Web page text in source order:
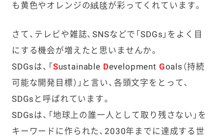
も黄色やオレンジの絨毯が彩ってくれています。
さて、テレビや雑誌、SNSなどで「SDGs」をよく目
にする機会が増えたと思いませんか。
SDGsは、「 Sustainable Development Goals（持続
可能な開発目標）」と言い、各頭文字をとって、
SDGsと呼ばれています。
SDGsは、「地球上の誰一人として取り残さない」を
キーワードに作られた、2030年までに達成する世